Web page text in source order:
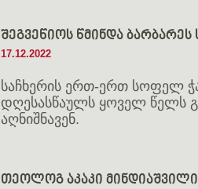
შეგვეწიოს წმინდა
17.12.2022
საჩხერის ერთ-ერთ სოფელ
დღესასწაულს ყოველ წელს
აღნიშნავენ.
თეოლოგ აკაკი